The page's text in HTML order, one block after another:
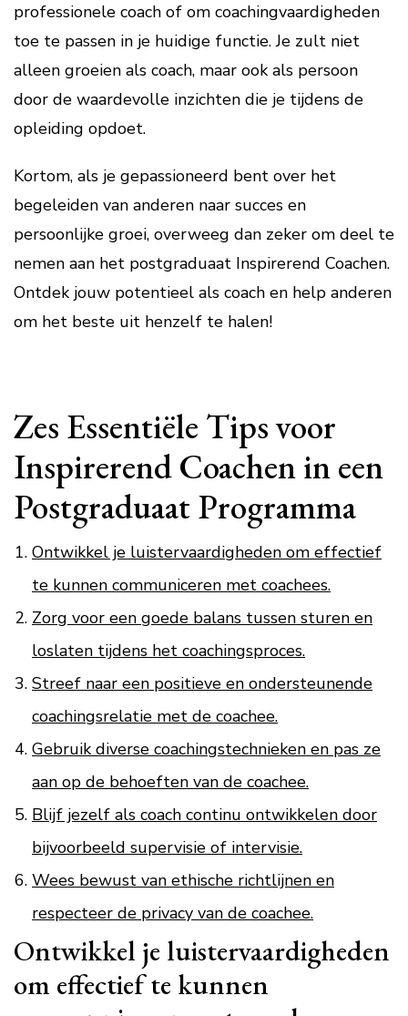
professionele coach of om coachingvaardigheden
toe te passen in je huidige functie. Je zult niet
alleen groeien als coach, maar ook als persoon
door de waardevolle inzichten die je tijdens de
opleiding opdoet.
Kortom, als je gepassioneerd bent over het
begeleiden van anderen naar succes en
persoonlijke groei, overweeg dan zeker om deel te
nemen aan het postgraduaat Inspirerend Coachen.
Ontdek jouw potentieel als coach en help anderen
om het beste uit henzelf te halen!
Zes Essentiële Tips voor
Inspirerend Coachen in een
Postgraduaat Programma
Ontwikkel je luistervaardigheden om effectief
te kunnen communiceren met coachees.
Zorg voor een goede balans tussen sturen en
loslaten tijdens het coachingsproces.
Streef naar een positieve en ondersteunende
coachingsrelatie met de coachee.
Gebruik diverse coachingstechnieken en pas ze
aan op de behoeften van de coachee.
Blijf jezelf als coach continu ontwikkelen door
bijvoorbeeld supervisie of intervisie.
Wees bewust van ethische richtlijnen en
respecteer de privacy van de coachee.
Ontwikkel je luistervaardigheden
om effectief te kunnen